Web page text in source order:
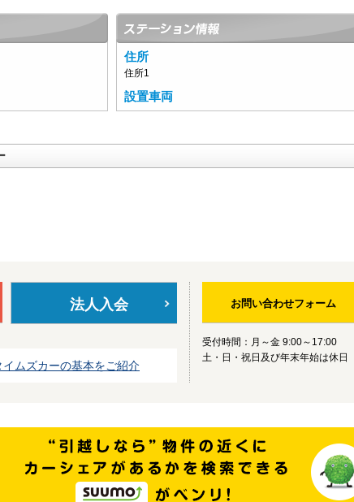
住所
住所1
設置車両
法人入会
ムズカーの基本をご紹介
お問い合わせフォーム
受付時間：月～金 9:00～17:00
土・日・祝日及び年末年始は休日